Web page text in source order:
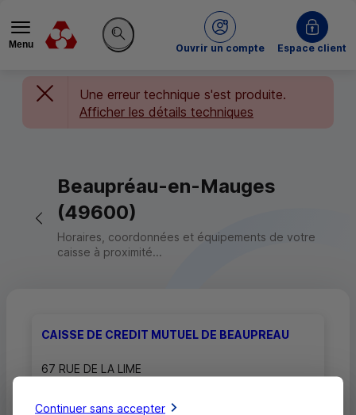
Menu
Rechercher sur le site
Ouvrir un compte
du Crédit MutuelEspace client
Une erreur technique s'est produite.
Afficher les détails techniques
Retour vers la page précédente
Beaupréau-en-Mauges
(49600)
Horaires, coordonnées et équipements de votre
caisse à proximité...
CAISSE DE CREDIT MUTUEL DE BEAUPREAU
67 RUE DE LA LIME
02 41 75 67 39
Continuer sans accepter